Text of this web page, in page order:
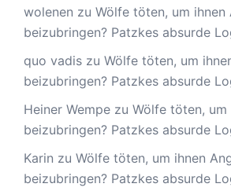
wolenen zu Wölfe töten, um ihnen
beizubringen? Patzkes absurde
quo vadis zu Wölfe töten, um
beizubringen? Patzkes absurde
Heiner Wempe zu Wölfe töten, um
beizubringen? Patzkes absurde
Karin zu Wölfe töten, um ihnen
beizubringen? Patzkes absurde